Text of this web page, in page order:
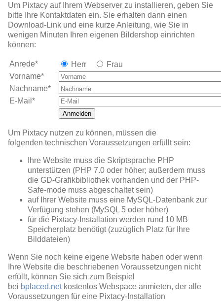
Um Pixtacy auf Ihrem Webserver zu installieren, geben Sie
bitte Ihre Kontaktdaten ein. Sie erhalten dann einen
Download-Link und eine kurze Anleitung, wie Sie in
wenigen Minuten Ihren eigenen Bildershop einrichten
können:
Anrede* Herr
Frau
Vorname*
Nachname*
E-Mail*
Anmelden
Um Pixtacy nutzen zu können, müssen die
folgenden technischen Voraussetzungen erfüllt sein:
Ihre Website muss die Skriptsprache PHP
unterstützen (PHP 7.0 oder höher; außerdem muss
die GD-Grafikbibliothek vorhanden und der PHP-
Safe-mode muss abgeschaltet sein)
auf Ihrer Website muss eine MySQL-Datenbank zur
Verfügung stehen (MySQL 5 oder höher)
für die Pixtacy-Installation werden rund 10 MB
Speicherplatz benötigt (zuzüglich Platz für Ihre
Bilddateien)
Wenn Sie noch keine eigene Website haben oder wenn
Ihre Website die beschriebenen Voraussetzungen nicht
erfüllt, können Sie sich zum Beispiel
bei bplaced.netkostenlos Webspace anmieten, der alle
Voraussetzungen für eine Pixtacy-Installation